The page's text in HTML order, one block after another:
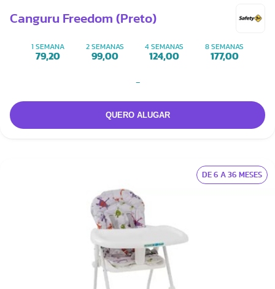
Canguru Freedom (Preto)
1 SEMANA
79,20
2 SEMANAS
99,00
4 SEMANAS
124,00
8 SEMANAS
177,00
-
DE 6 A 36 MESES